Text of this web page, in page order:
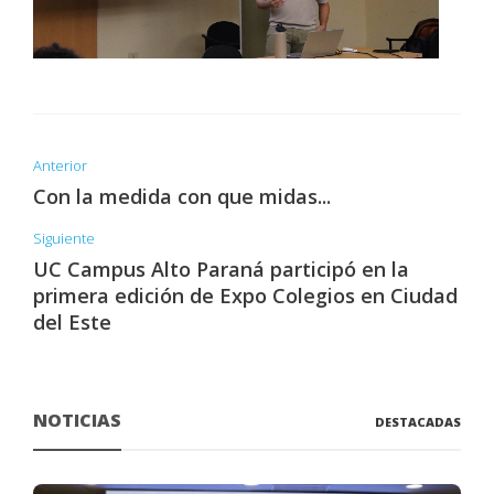
Anterior
Con la medida con que midas...
Siguiente
UC Campus Alto Paraná participó en la
primera edición de Expo Colegios en Ciudad
del Este
NOTICIAS DESTACADAS